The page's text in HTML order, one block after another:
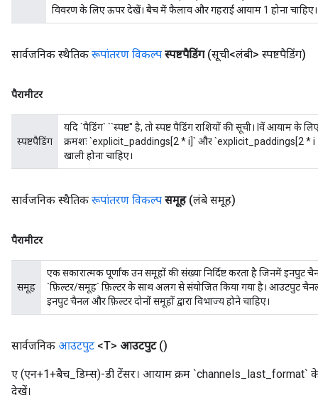
विवरण के लिए ऊपर देखें। बैच में फैलाव और गहराई आयाम 1 होना चाहिए।
सार्वजनिक स्थैतिक रूपांतरण विकल्प स्पष्टपैडिंग (सूची<लंबी> स्पष्टपैडिंग)
पैरामीटर
स्पष्टपैडिंग
यदि `पैडिंग` ``स्पष्ट'' है, तो स्पष्ट पैडिंग राशियों की सूची। Iवें आयाम के
क्रमशः `explicit_paddings[2 * i]` और `explicit_paddings[2 * i +
खाली होना चाहिए।
सार्वजनिक स्थैतिक रूपांतरण विकल्प समूह (लंबे समूह)
पैरामीटर
समूह
एक सकारात्मक पूर्णांक उन समूहों की संख्या निर्दिष्ट करता है जिनमें इनपुट
`फ़िल्टर/समूह` फ़िल्टर के साथ अलग से संयोजित किया गया है। आउटपुट
इनपुट चैनल और फ़िल्टर दोनों समूहों द्वारा विभाज्य होने चाहिए।
सार्वजनिक आउटपुट <T> आउटपुट ()
ए (एन+1+बैच_डिम्स)-डी टेंसर। आयाम क्रम `channels_last_format` के
देखें।